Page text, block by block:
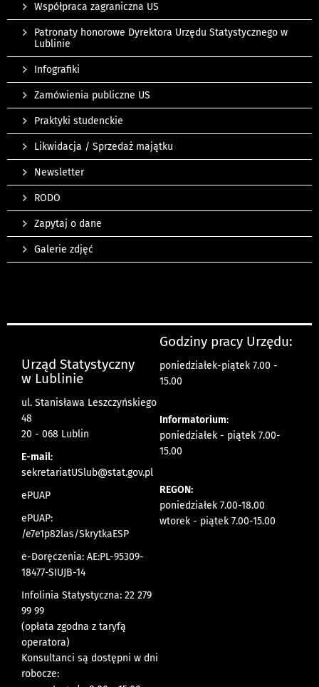
Współpraca zagraniczna US
Patronaty honorowe Dyrektora Urzędu Statystycznego w
Lublinie
Infografiki
Zamówienia publiczne US
Praktyki studenckie
Likwidacja / Sprzedaż majątku
Newsletter
RODO
Zapytaj o dane
Galerie zdjęć
Urząd Statystyczny
w Lublinie
ul. Stanisława Leszczyńskiego
48
20 - 068 Lublin
E-mail:
sekretariatUSlub@stat.gov.pl
ePUAP
ePUAP:
/e7e1p82las/SkrytkaESP
e-Doręczenia: AE:PL-95309-
18477-SIUJB-14
Infolinia Statystyczna: 22 279
99 99
(opłata zgodna z taryfą
operatora)
Konsultanci są dostępni w dni
robocze:
Godziny pracy Urzędu:
poniedziałek-piątek 7.00 -
15.00
Informatorium:
poniedziałek - piątek 7.00-
15.00
REGON:
poniedziałek 7.00-18.00
wtorek - piątek 7.00-15.00